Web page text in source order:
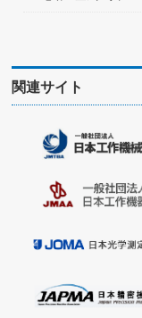
関連サイト